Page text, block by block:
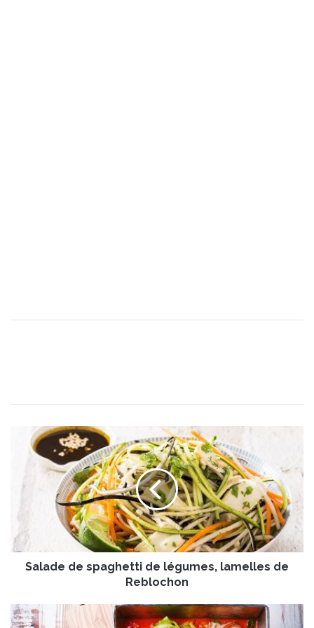
e
s
h
e
Salade de spaghetti de légumes, lamelles de
Reblochon
C